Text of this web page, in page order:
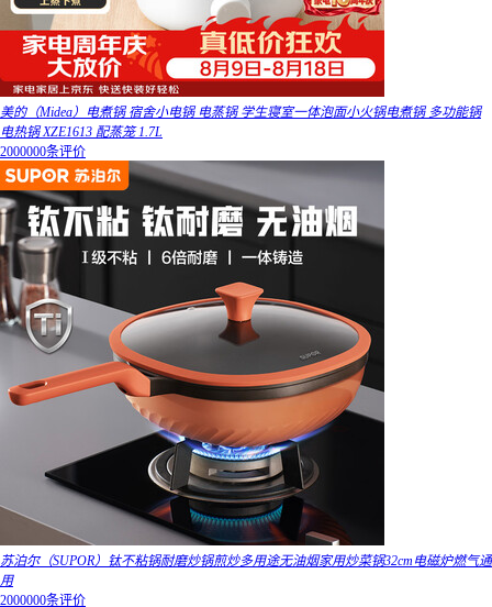
美的（Midea）电煮锅 宿舍小电锅 电蒸锅 学生寝室一体泡面小火锅电煮锅 多功能锅
电热锅 XZE1613 配蒸笼 1.7L
2000000条评价
苏泊尔（SUPOR）钛不粘锅耐磨炒锅煎炒多用途无油烟家用炒菜锅32cm电磁炉燃气通
用
2000000条评价